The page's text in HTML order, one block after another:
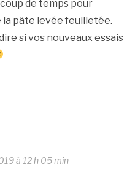
de temps pour
pâte levée feuilletée.
si vos nouveaux essais
à 12 h 05 min